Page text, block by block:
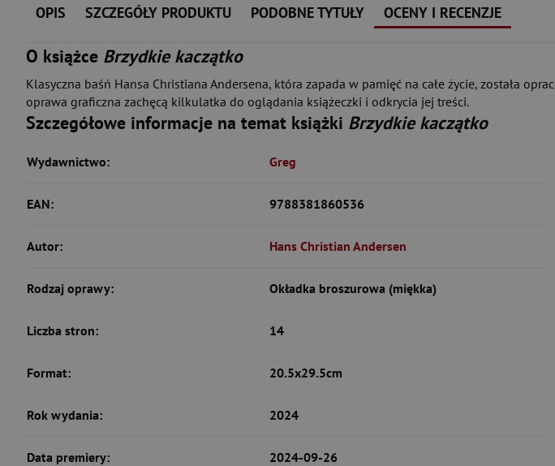
OPIS SZCZEGÓŁY PRODUKTU PODOBNE TYTUŁY OCENY I RECENZJE
O książce Brzydkie kaczątko
Klasyczna baśń Hansa Christiana Andersena, która zapada w pamięć na całe życie, została
oprawa graficzna zachęcą kilkulatka do oglądania książeczki i odkrycia jej treści.
Szczegółowe informacje na temat książki Brzydkie kaczątko
Wydawnictwo: Greg
EAN: 9788381860536
Autor: Hans Christian Andersen
Rodzaj oprawy: Okładka broszurowa (miękka)
Liczba stron: 14
Format: 20.5x29.5cm
Rok wydania: 2024
Data premiery: 2024-09-26